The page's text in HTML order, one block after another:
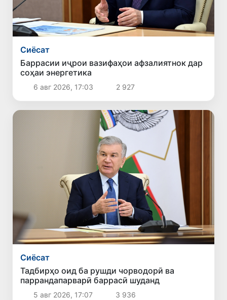
Сиёсат
Баррасии иҷрои вазифаҳои афзалиятнок дар
соҳаи энергетика
6 авг 2026, 17:03 2 927
Сиёсат
Тадбирҳо оид ба рушди чорводорӣ ва
паррандапарварӣ баррасӣ шуданд
5 авг 2026, 17:07 3 936